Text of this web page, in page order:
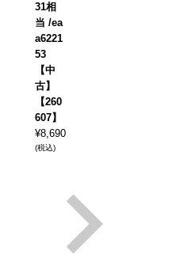
31相
当 /ea
a6221
53
【中
古】
【260
607】
¥8,690
(税込)